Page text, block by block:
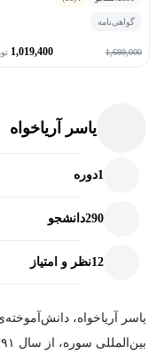
آموزش کاربردی و عملی
پیش‌نیازهای شرکت در
هیچ پیش‌نیازی لازم نیست!
حتی بدون سابقه در
گواهی‌نامه
1,699,000
1,019,400
یاسر آریاخواه
1دوره
290دانشجو
12نظر و امتیاز
یاسر آریاخواه،